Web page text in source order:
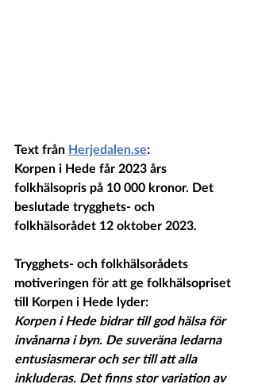
Text från Herjedalen.se:
Korpen i Hede får 2023 års
folkhälsopris på 10 000 kronor. Det
beslutade trygghets- och
folkhälsorådet 12 oktober 2023.
Trygghets- och folkhälsorådets
motiveringen för att ge folkhälsopriset
till Korpen i Hede lyder:
Korpen i Hede bidrar till god hälsa för
invånarna i byn. De suveräna ledarna
entusiasmerar och ser till att alla
inkluderas. Det finns stor variation av